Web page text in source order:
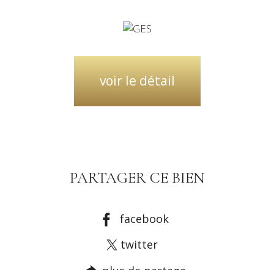
voir le détail
PARTAGER CE BIEN
facebook
twitter